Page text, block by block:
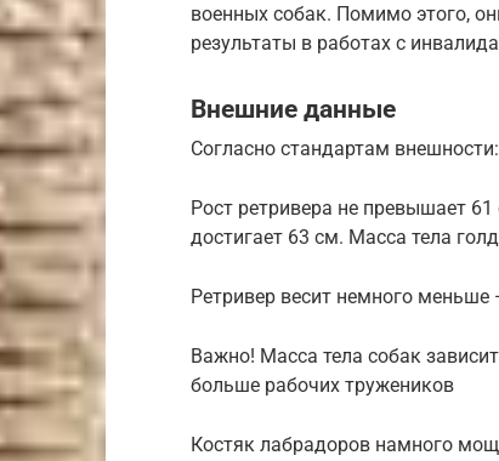
военных собак. Помимо этого,
результаты в работах с
Внешние данные
Согласно стандартам внешности:
Рост ретривера не превышает
достигает 63 см. Масса тела
Ретривер весит немного
Важно! Масса тела собак
больше рабочих тружеников
Костяк лабрадоров намного